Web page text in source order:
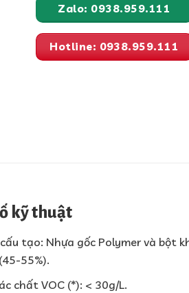
Zalo: 0938.959.111
Hotline: 0938.959.111
kỹ thuật
tạo: Nhựa gốc Polymer và bột
55%).
chất VOC (*): < 30g/L.